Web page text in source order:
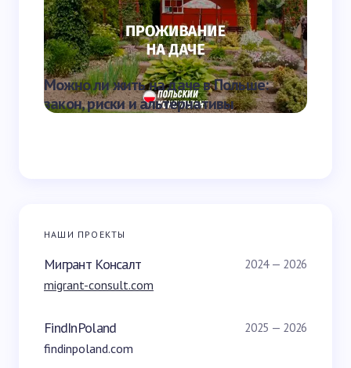
Отправить
Можно ли жить на даче в Польше:
закон, риски и альтернативы
НАШИ ПРОЕКТЫ
Мигрант Консалт 2024 — 2026
migrant-consult.com
FindInPoland 2025 — 2026
findinpoland.com